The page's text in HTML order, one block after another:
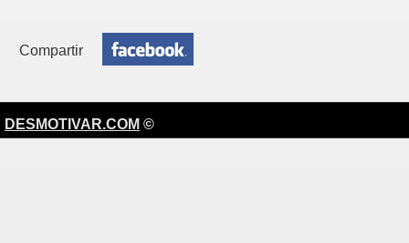
Compartir
DESMOTIVAR.COM ©